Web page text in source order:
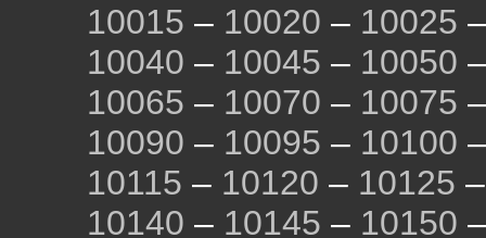
10015 – 10020 – 10025
10040 – 10045 – 10050
10065 – 10070 – 10075
10090 – 10095 – 10100
10115 – 10120 – 10125
10140 – 10145 – 10150